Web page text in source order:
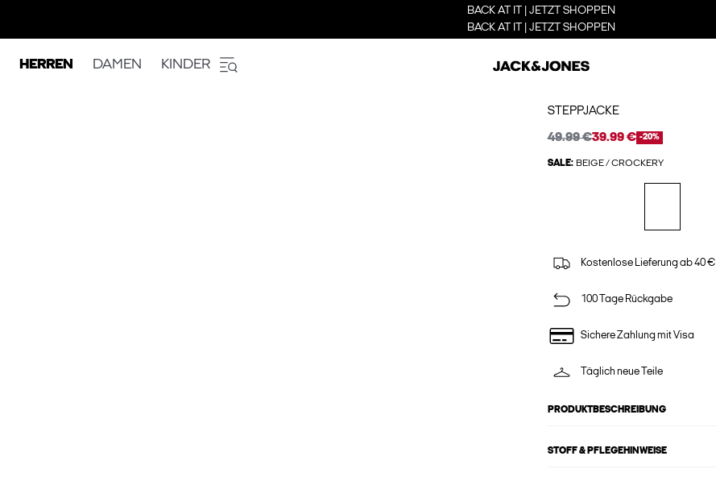
BACK AT IT | JETZT SHOPPEN
BACK AT IT | JETZT SHOPPEN
HERREN DAMEN KINDER
STEPPJACKE
49.99 €39.99 € -20%
SALE: BEIGE / CROCKERY
Kostenlose Lieferung ab 40 €
100 Tage Rückgabe
Sichere Zahlung mit Visa
Täglich neue Teile
PRODUKTBESCHREIBUNG
STOFF & PFLEGEHINWEISE